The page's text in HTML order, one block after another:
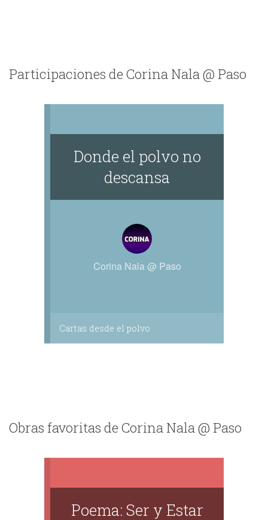
Participaciones de Corina Nala @ Paso
Donde el polvo no
descansa
Corina Nala @ Paso
Cartas desde el polvo
Obras favoritas de Corina Nala @ Paso
Poema: Ser y Estar